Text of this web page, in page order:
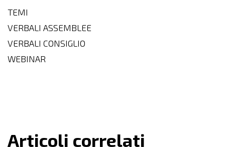
TEMI
VERBALI ASSEMBLEE
VERBALI CONSIGLIO
WEBINAR
Articoli correlati